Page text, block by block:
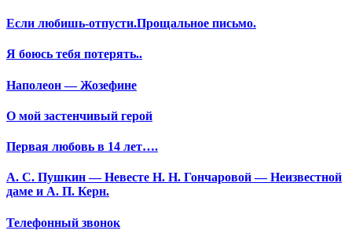
Если любишь-отпусти.Прощальное письмо.
Я боюсь тебя потерять..
Наполеон — Жозефине
О мой застенчивый герой
Первая любовь в 14 лет….
А. С. Пушкин — Невесте Н. Н. Гончаровой — Неизвестной
даме и А. П. Керн.
Телефонный звонок